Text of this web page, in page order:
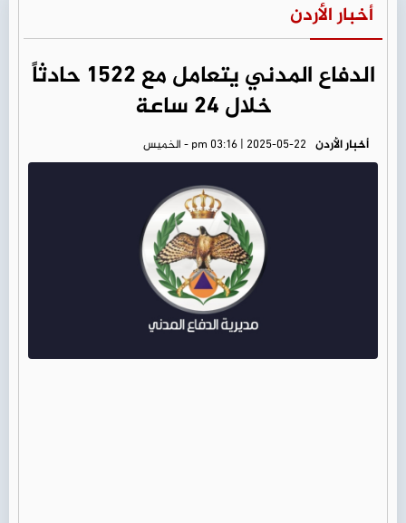
أخبار الأردن
الدفاع المدني يتعامل مع 1522 حادثاً
خلال 24 ساعة
أخبار الأردن pm 03:16 | 2025-05-22 - الخميس